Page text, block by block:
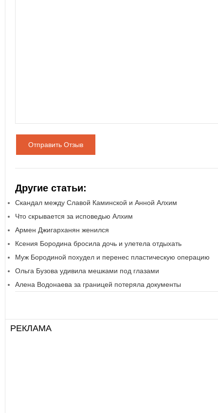
Отправить Отзыв
Другие статьи:
Скандал между Славой Каминской и Анной Алхим
Что скрывается за исповедью Алхим
Армен Джигарханян женился
Ксения Бородина бросила дочь и улетела отдыхать
Муж Бородиной похудел и перенес пластическую операцию
Ольга Бузова удивила мешками под глазами
Алена Водонаева за границей потеряла документы
РЕКЛАМА